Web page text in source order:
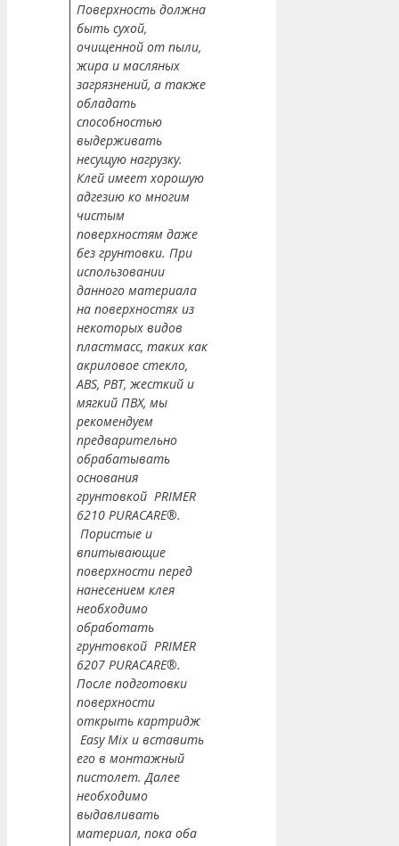
Поверхность должна
быть сухой,
очищенной от пыли,
жира и масляных
загрязнений, а также
обладать
способностью
выдерживать
несущую нагрузку.
Клей имеет хорошую
адгезию ко многим
чистым
поверхностям даже
без грунтовки. При
использовании
данного материала
на поверхностях из
некоторых видов
пластмасс, таких как
акриловое стекло,
ABS, PBT, жесткий и
мягкий ПВХ, мы
рекомендуем
предварительно
обрабатывать
основания
грунтовкой PRIMER
6210 PURACARE®.
Пористые и
впитывающие
поверхности перед
нанесением клея
необходимо
обработать
грунтовкой PRIMER
6207 PURACARE®.
После подготовки
поверхности
открыть картридж
Easy Mix и вставить
его в монтажный
пистолет. Далее
необходимо
выдавливать
материал, пока оба